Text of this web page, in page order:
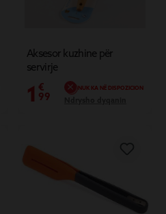
Aksesor kuzhine për
servirje
1 €
99
NUK KA NË DISPOZICION